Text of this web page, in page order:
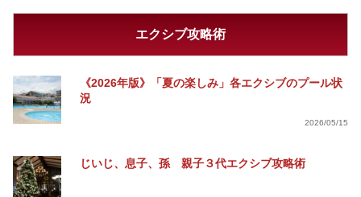
エクシブ攻略術
《2026年版》「夏の楽しみ」各エクシブのプール状
況
2026/05/15
じいじ、息子、孫 親子３代エクシブ攻略術